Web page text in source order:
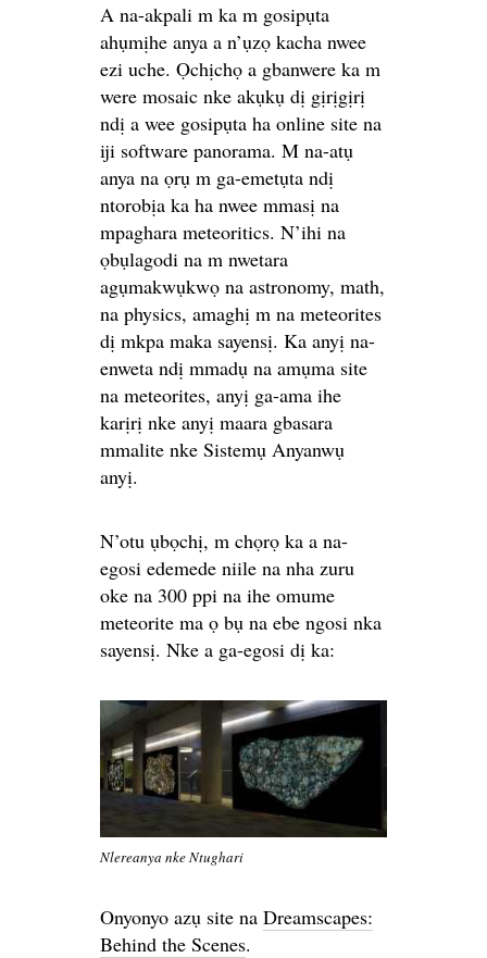
A na-akpali m ka m gosipụta
ahụmịhe anya a n’ụzọ kacha nwee
ezi uche. Ọchịchọ a gbanwere ka m
were mosaic nke akụkụ dị gịrịgịrị
ndị a wee gosipụta ha online site na
iji software panorama. M na-atụ
anya na ọrụ m ga-emetụta ndị
ntorobịa ka ha nwee mmasị na
mpaghara meteoritics. N’ihi na
ọbụlagodi na m nwetara
agụmakwụkwọ na astronomy, math,
na physics, amaghị m na meteorites
dị mkpa maka sayensị. Ka anyị na-
enweta ndị mmadụ na amụma site
na meteorites, anyị ga-ama ihe
karịrị nke anyị maara gbasara
mmalite nke Sistemụ Anyanwụ
anyị.
N’otu ụbọchị, m chọrọ ka a na-
egosi edemede niile na nha zuru
oke na 300 ppi na ihe omume
meteorite ma ọ bụ na ebe ngosi nka
sayensị. Nke a ga-egosi dị ka:
Nlereanya nke Ntughari
Onyonyo azụ site na Dreamscapes:
Behind the Scenes.